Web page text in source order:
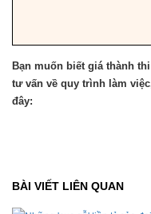
Bạn muốn biết giá thành
tư vấn về quy trình làm
đây:
BÀI VIẾT LIÊN QUAN